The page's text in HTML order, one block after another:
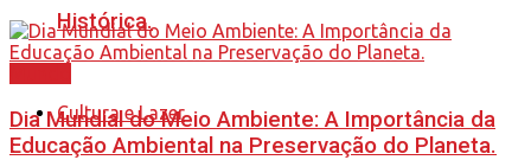
Histórica.
Cultura e Lazer
Dia Mundial do Meio Ambiente: A Importância da
Educação Ambiental na Preservação do Planeta.